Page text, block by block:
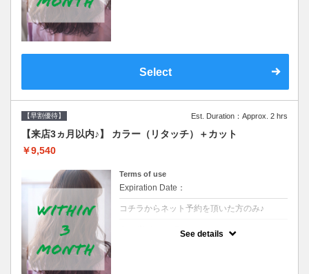
Select
【早割優待】 Est. Duration：Approx. 2 hrs
【来店3ヵ月以内♪】 カラー（リタッチ）＋カット
￥9,540
Terms of use
Expiration Date：
コチラからネット予約を頂いた方のみ♪
See details